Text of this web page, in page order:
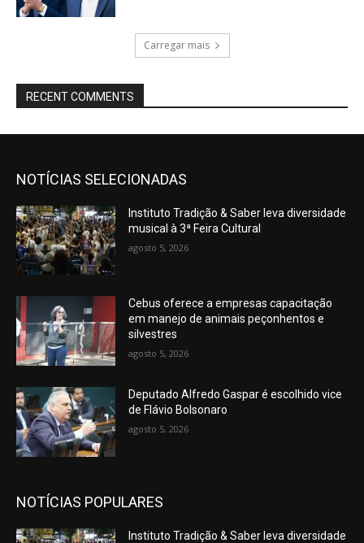
Carregar mais
RECENT COMMENTS
NOTÍCIAS SELECIONADAS
Instituto Tradição & Saber leva diversidade
musical à 3ª Feira Cultural
agosto 5, 2026
Cebus oferece a empresas capacitação
em manejo de animais peçonhentos e
silvestres
agosto 5, 2026
Deputado Alfredo Gaspar é escolhido vice
de Flávio Bolsonaro
agosto 5, 2026
NOTÍCIAS POPULARES
Instituto Tradição & Saber leva diversidade